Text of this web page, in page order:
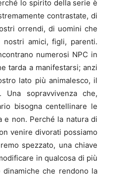
lo spirito della serie è
contrastate, di
orrendi, di uomini che
amici, figli, parenti.
numerosi NPC in
tarda a manifestarsi; anzi
lato più animalesco, il
sopravvivenza che,
bisogna centellinare le
e non. Perché la natura di
venire divorati possiamo
spezzato, una chiave
in qualcosa di più
dinamiche che rendono la